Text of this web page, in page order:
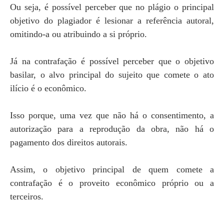
Ou seja, é possível perceber que no plágio o principal
objetivo do plagiador é lesionar a referência autoral,
omitindo-a ou atribuindo a si próprio.
Já na contrafação é possível perceber que o objetivo
basilar, o alvo principal do sujeito que comete o ato
ilício é o econômico.
Isso porque, uma vez que não há o consentimento, a
autorização para a reprodução da obra, não há o
pagamento dos direitos autorais.
Assim, o objetivo principal de quem comete a
contrafação é o proveito econômico próprio ou a
terceiros.